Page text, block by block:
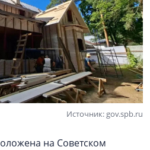
Источник: gov.spb.ru
на Советском